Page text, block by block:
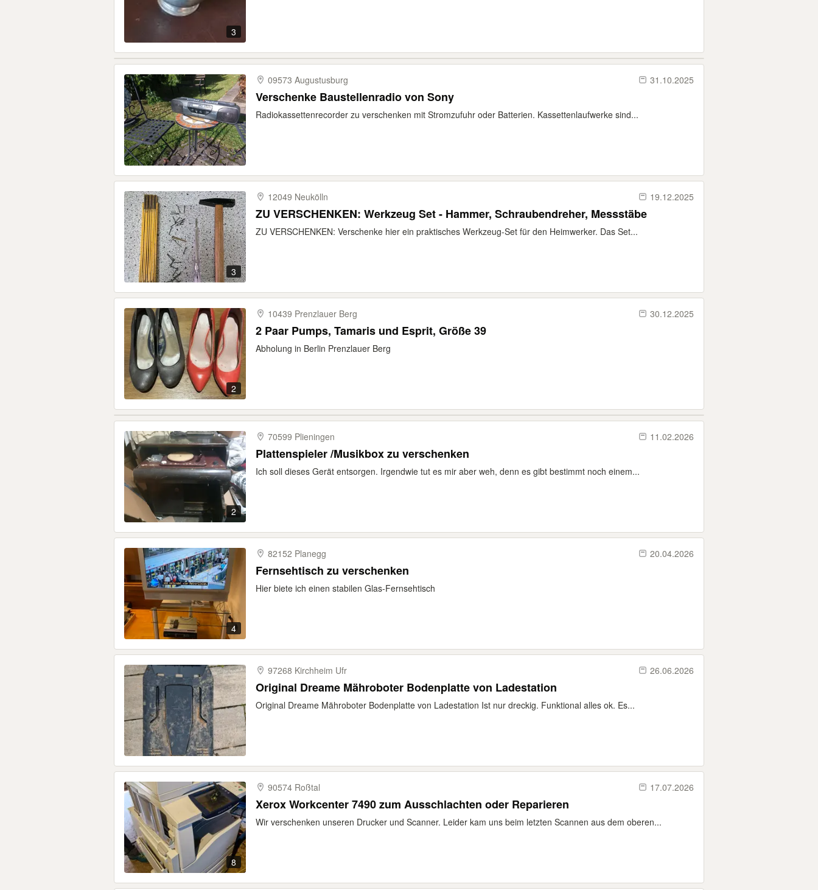
3
09573 Augustusburg 31.10.2025
Verschenke Baustellenradio von Sony
Radiokassettenrecorder zu verschenken mit Stromzufuhr oder Batterien. Kassettenlaufwerke sind...
3
12049 Neukölln 19.12.2025
ZU VERSCHENKEN: Werkzeug Set - Hammer, Schraubendreher, Messstäbe
ZU VERSCHENKEN: Verschenke hier ein praktisches Werkzeug-Set für den Heimwerker. Das Set...
2
10439 Prenzlauer Berg 30.12.2025
2 Paar Pumps, Tamaris und Esprit, Größe 39
Abholung in Berlin Prenzlauer Berg
2
70599 Plieningen 11.02.2026
Plattenspieler /Musikbox zu verschenken
Ich soll dieses Gerät entsorgen. Irgendwie tut es mir aber weh, denn es gibt bestimmt noch einem...
4
82152 Planegg 20.04.2026
Fernsehtisch zu verschenken
Hier biete ich einen stabilen Glas-Fernsehtisch
97268 Kirchheim Ufr 26.06.2026
Original Dreame Mähroboter Bodenplatte von Ladestation
Original Dreame Mähroboter Bodenplatte von Ladestation Ist nur dreckig. Funktional alles ok. Es...
8
90574 Roßtal 17.07.2026
Xerox Workcenter 7490 zum Ausschlachten oder Reparieren
Wir verschenken unseren Drucker und Scanner. Leider kam uns beim letzten Scannen aus dem oberen...